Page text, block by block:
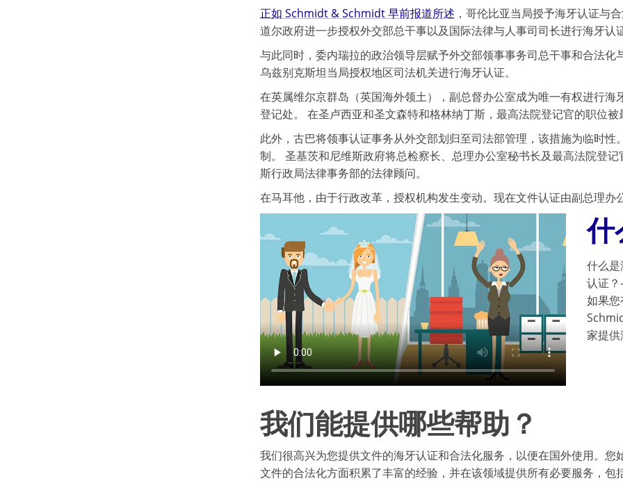
正如 Schmidt & Schmidt 早前报道所述 ，哥伦比亚当局授予海牙认证与
道尔政府进一步授权外交部总干事以及国际法律与人事司司长进行海牙认
与此同时，委内瑞拉的政治领导层赋予外交部领事事务司总干事和合法
乌兹别克斯坦当局授权地区司法机关进行海牙认证。
在英属维尔京群岛（英国海外领土），副总督办公室成为唯一有权进行
登记处。 在圣卢西亚和圣文森特和格林纳丁斯，最高法院登记官的职位
此外，古巴将领事认证事务从外交部划归至司法部管理，该措施为临时
制。 圣基茨和尼维斯政府将总检察长、总理办公室秘书长及最高法院登
斯行政局法律事务部的法律顾问。
在马耳他，由于行政改革，授权机构发生变动。现在文件认证由副总理办
什
什么
认证
如果
家提
我们能提供哪些帮助？
我们很高兴为您提供文件的海牙认证和合法化服务，以便在国外使用。您
文件的合法化方面积累了丰富的经验，并在该领域提供所有必要服务，